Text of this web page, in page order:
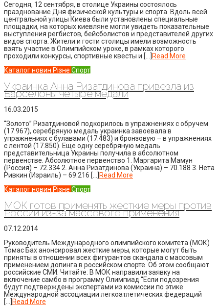
Сегодня, 12 сентября, в столице Украины состоялось
празднование Дня физической культуры и спорта. Вдоль всей
центральной улицы Киева были установлены специальные
площадки, на которых киевляне могли увидеть показательные
выступления регбистов, бейсболистов и представителей других
видов спорта. Жители и гости столицы имели возможность
взять участие в Олимпийском уроке, в рамках которого
проходили конкурсы, спортивные квесты и […]
Read More
Каталог новин Різне Спорт
Украинка Анна Ризатдинова привезла из
Барселоны четыре медали
16.03.2015
“Золото” Ризатдиновой подкорилось в упражнениях с обручем
(17.967), серебряную медаль украинка завоевала в
упражнениях с булавами (17.483) и бронзовую – в упражнениях
с лентой (17.850). Еще одну серебряную медаль
представительница Украины получила в абсолютном
первенстве. Абсолютное первенство 1. Маргарита Мамун
(Россия) – 72.334 2. Анна Ризатдинова (Украина) – 70.188 3. Нета
Ривкин (Израиль) – 69.216 […]
Read More
Каталог новин Різне Спорт
МОК готов применять жесткие меры против
России из-за массового применения
07.12.2014
Руководитель Международного олимпийского комитета (МОК)
Томас Бах анонсировал жесткие меры, которые могут быть
приняты в отношении всех фигурантов скандала с массовым
применением допинга в российском спорте. Об этом сообщают
российские СМИ. Читайте: В МОК направили заявку на
включение самбо в программу Олимпиад “Если подозрения
будут подтверждены экспертами из комиссии по этике
Международной ассоциации легкоатлетических федераций
[…]
Read More